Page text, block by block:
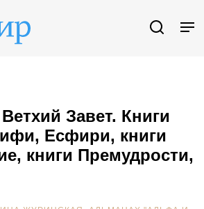
Завет. Книги
Есфири, книги
книги Премудрости,